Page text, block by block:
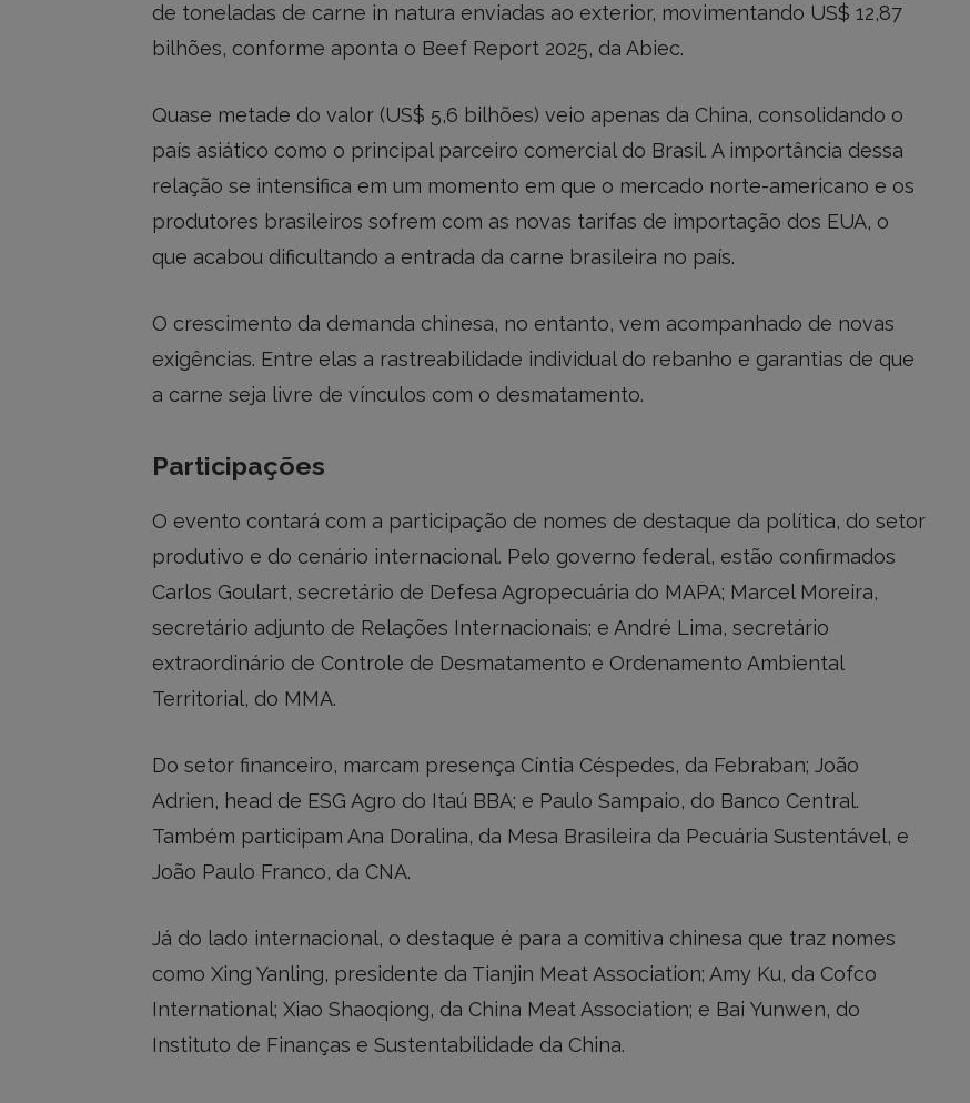
de toneladas de carne in natura enviadas ao exterior, movimentando US$ 12,87
bilhões, conforme aponta o Beef Report 2025, da Abiec.
Quase metade do valor (US$ 5,6 bilhões) veio apenas da China, consolidando o
país asiático como o principal parceiro comercial do Brasil. A importância dessa
relação se intensifica em um momento em que o mercado norte-americano e os
produtores brasileiros sofrem com as novas tarifas de importação dos EUA, o
que acabou dificultando a entrada da carne brasileira no país.
O crescimento da demanda chinesa, no entanto, vem acompanhado de novas
exigências. Entre elas a rastreabilidade individual do rebanho e garantias de que
a carne seja livre de vínculos com o desmatamento.
Participações
O evento contará com a participação de nomes de destaque da política, do setor
produtivo e do cenário internacional. Pelo governo federal, estão confirmados
Carlos Goulart, secretário de Defesa Agropecuária do MAPA; Marcel Moreira,
secretário adjunto de Relações Internacionais; e André Lima, secretário
extraordinário de Controle de Desmatamento e Ordenamento Ambiental
Territorial, do MMA.
Do setor financeiro, marcam presença Cíntia Céspedes, da Febraban; João
Adrien, head de ESG Agro do Itaú BBA; e Paulo Sampaio, do Banco Central.
Também participam Ana Doralina, da Mesa Brasileira da Pecuária Sustentável, e
João Paulo Franco, da CNA.
Já do lado internacional, o destaque é para a comitiva chinesa que traz nomes
como Xing Yanling, presidente da Tianjin Meat Association; Amy Ku, da Cofco
International; Xiao Shaoqiong, da China Meat Association; e Bai Yunwen, do
Instituto de Finanças e Sustentabilidade da China.